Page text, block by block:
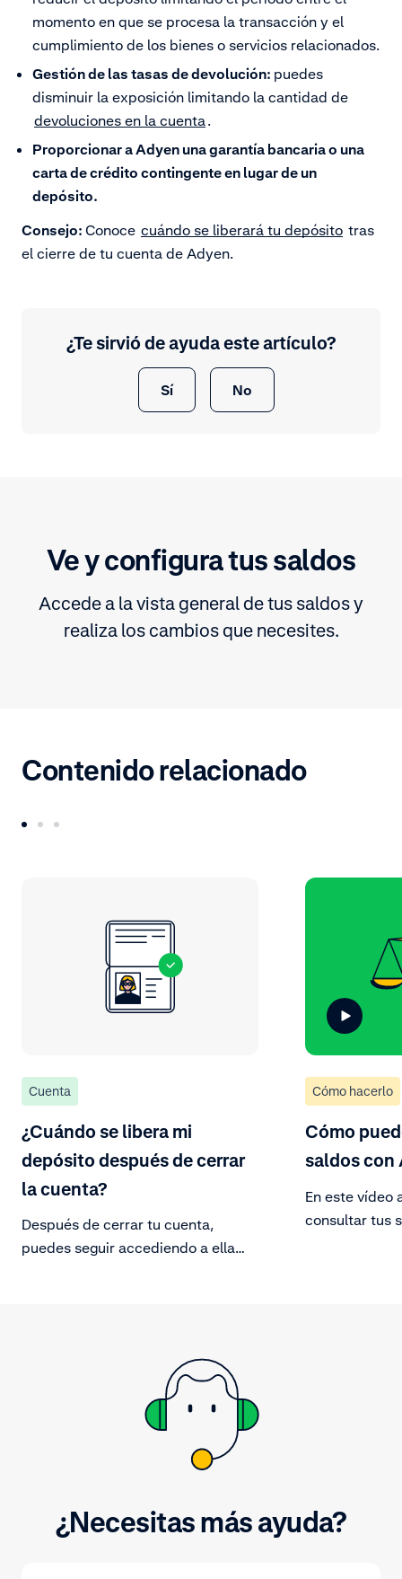
momento en que se procesa la transacción y el
cumplimiento de los bienes o servicios relacionados.
Gestión de las tasas de devolución: puedes
disminuir la exposición limitando la cantidad de
devoluciones en la cuenta.
Proporcionar a Adyen una garantía bancaria o una
carta de crédito contingente en lugar de un
depósito.
Consejo: Conoce cuándo se liberará tu depósito tras
el cierre de tu cuenta de Adyen.
¿Te sirvió de ayuda este artículo?
Sí No
Ve y configura tus saldos
Accede a la vista general de tus saldos y
realiza los cambios que necesites.
Contenido relacionado
Cuenta
¿Cuándo se libera mi
depósito después de cerrar
la cuenta?
Después de cerrar tu cuenta,
puedes seguir accediendo a ella
Cómo hacerlo
Cómo
saldos con
En este vídeo
consultar tus
¿Necesitas más ayuda?